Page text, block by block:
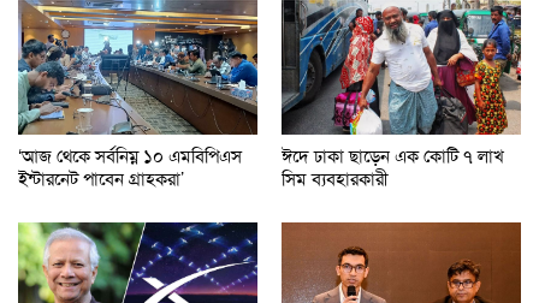
‘আজ থেকে সর্বনিম্ন ১০ এমবিপিএস
ইন্টারনেট পাবেন গ্রাহকরা’
ঈদে ঢাকা ছাড়েন এক কোটি ৭ লাখ
সিম ব্যবহারকারী